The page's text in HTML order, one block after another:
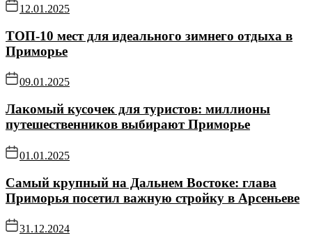
12.01.2025
ТОП-10 мест для идеального зимнего отдыха в
Приморье
09.01.2025
Лакомый кусочек для туристов: миллионы
путешественников выбирают Приморье
01.01.2025
Самый крупный на Дальнем Востоке: глава
Приморья посетил важную стройку в Арсеньеве
31.12.2024